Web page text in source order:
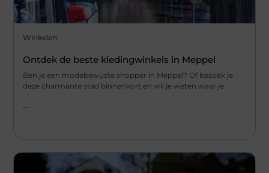
Winkelen
Ontdek de beste kledingwinkels in Meppel
Ben je een modebewuste shopper in Meppel? Of bezoek je
deze charmante stad binnenkort en wil je weten waar je